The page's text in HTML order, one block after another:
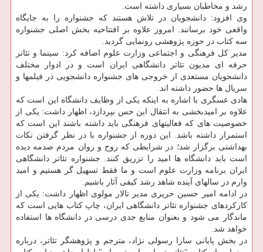
رشد و مخاطبان بسیاری داشته است.
وی افزود: دانشجویان در تلاش هستند که جشنواره را به جایگاه
واقعی خود برسانند. امروز علاوه بر افتتاحیه بخش اصلی جشنواره
سه کتاب در حوزه پژوهشی رونمایی گردید.
مدیر کل فرهنگی و اجتماعی وزارت علوم اضافه کرد: سینما و تئاتر
حرفه ای مدیون تئاتر دانشگاهی ایران است و در ادوار مختلف
دانشجویان مستعدی از خروجی های جشنواره دانشجویی در فیلمها و
سریال ها حضور داشته اند.
هادی عسگری با اشاره به اینکه یکی از وظایف دانشگاه این است که
علاوه بر امیدبخشی به انتقال این حس بپردازد، اظهار داشت: یکی از
خصوصیت های که فعالیتهای فرهنگی باید داشته باشند این است که
استمرار داشته باشد. این دوره از جشنواره با در نظر گرفتن نکات
بهداشتی برگزار شد؛ در شرایطی که روح و روان مردم صدمه دیده
است باید دانشگاه ها امید را تزریق کنند. جشنواره تئاتر دانشگاهی
ایران برنامه وزارت علوم است و ما فقط تسهیل گر هستیم و امید
وارم در سالهای آینده شاهد رشد کیفی آثار باشیم.
در ادامه امیر حسین حریری مدیر تالار مولوی اظهار داشت: یکی از
کارکردهای جشنواره تئاتر دانشگاهی ایران، چاپ کتاب هایی است که
ماندگار می شود و بعنوان منابع جدی درسی در دانشگاه ها استفاده
خواهد شد.
در بخش پایانی سارا رسولی نژاد، مترجم و پژوهشگر تئاتر، درباره